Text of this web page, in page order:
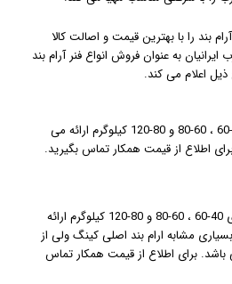
بند را با بهترین قیمت و اصالت کالا
به عنوان فروش انواع فنر آرام بند
اعلام می کند.
آرام بند روستیک در وزن های 40-60 ، 60-80 و 80-120 کیلوگرم ارائه می
آرام بند کینگ در وزن های 40-60 ، 60-80 و 80-120 کیلوگرم ارائه
مشابه ارام بند اصلی کینگ ولی از
باشد. برای اطلاع از قیمت همکار تماس